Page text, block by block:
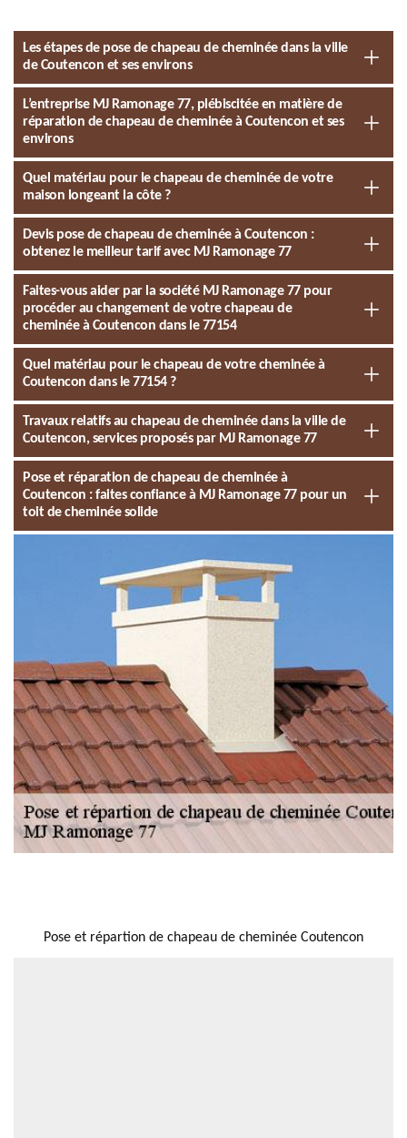
Les étapes de pose de chapeau de cheminée dans la ville
de Coutencon et ses environs
L’entreprise MJ Ramonage 77, plébiscitée en matière de
réparation de chapeau de cheminée à Coutencon et ses
environs
Quel matériau pour le chapeau de cheminée de votre
maison longeant la côte ?
Devis pose de chapeau de cheminée à Coutencon :
obtenez le meilleur tarif avec MJ Ramonage 77
Faites-vous aider par la société MJ Ramonage 77 pour
procéder au changement de votre chapeau de
cheminée à Coutencon dans le 77154
Quel matériau pour le chapeau de votre cheminée à
Coutencon dans le 77154 ?
Travaux relatifs au chapeau de cheminée dans la ville de
Coutencon, services proposés par MJ Ramonage 77
Pose et réparation de chapeau de cheminée à
Coutencon : faites confiance à MJ Ramonage 77 pour un
toit de cheminée solide
Pose et répartion de chapeau de cheminée Coutencon